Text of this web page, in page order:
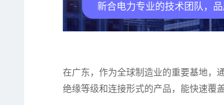
新合电力专业的技术团队，
在广东，作为全球制造业的重要基地，
绝缘等级和连接形式的产品，能快速覆